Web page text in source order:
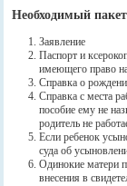
Необходимый
Заявление
Паспорт и
имеющего право
Справка о
Справка с места
пособие ему не
родитель не
Если ребенок
суда об
Одинокие матери
внесения в